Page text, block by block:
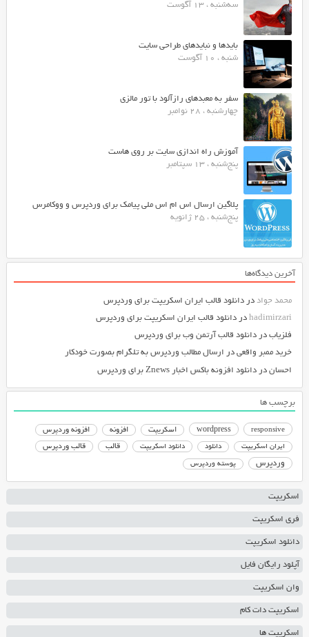
سه‌شنبه ، 13 آگوست
بایدها و نبایدهای طراحی سایت
شنبه ، 10 آگوست
سفر به معبدهای رازآلود با تور مالزی
چهارشنبه ، 28 نوامبر
آموزش راه اندازی سایت بر روی هاست
پنج‌شنبه ، 13 سپتامبر
پلاگین ارسال اس ام اس ملی پیامک برای وردپرس و ووکامرس
پنج‌شنبه ، 25 ژانویه
آخرین دیدگاه‌ها
محمد جواددر دانلود قالب ایران اسکریپت برای وردپرس
hadimirzariدر دانلود قالب ایران اسکریپت برای وردپرس
فلزیابدر دانلود قالب آرتمن وب برای وردپرس
خرید ممبر واقعیدر ارسال مطالب وردپرس به تلگرام بصورت خودکار
احساندر دانلود افزونه باکس اخبار Znews برای وردپرس
برچسب ها
responsive
wordpress اسکریپت افزونه افزونه وردپرس
ایران اسکریپت دانلود دانلود اسکریپت قالب قالب وردپرس
وردپرس پوسته وردپرس
اسکریپت
فری اسکریپت
دانلود اسکریپت
آپلود رایگان فایل
وان اسکریپت
اسکریپت دات کام
اسکریپت ها